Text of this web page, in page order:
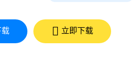
立即下载